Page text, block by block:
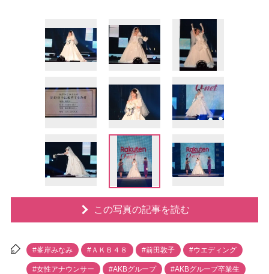
この写真の記事を読む
#峯岸みなみ #ＡＫＢ４８ #前田敦子 #ウエディング
#女性アナウンサー #AKBグループ #AKBグループ卒業生